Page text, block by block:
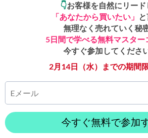
👇お客様を自然にリード
「あなたから買いたい」
無理なく売れていく秘
5日間で学べる無料マスター
今すぐ参加してください
2月14日（水）までの期間
今すぐ無料で参加